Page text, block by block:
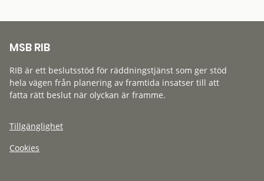
MSB RIB
RIB är ett beslutsstöd för räddningstjänst som ger stöd
hela vägen från planering av framtida insatser till att
fatta rätt beslut när olyckan är framme.
Tillgänglighet
Cookies